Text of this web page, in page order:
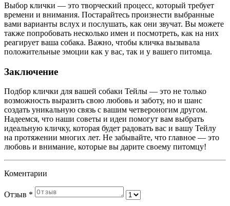
Выбор клички — это творческий процесс, который требует
времени и внимания. Постарайтесь произнести выбранные
вами варианты вслух и послушать, как они звучат. Вы можете
также попробовать несколько имен и посмотреть, как на них
реагирует ваша собака. Важно, чтобы кличка вызывала
положительные эмоции как у вас, так и у вашего питомца.
Заключение
Подбор клички для вашей собаки Тейлы — это не только
возможность выразить свою любовь и заботу, но и шанс
создать уникальную связь с вашим четвероногим другом.
Надеемся, что наши советы и идеи помогут вам выбрать
идеальную кличку, которая будет радовать вас и вашу Тейлу
на протяжении многих лет. Не забывайте, что главное — это
любовь и внимание, которые вы дарите своему питомцу!
Коментарии
Отзыв *